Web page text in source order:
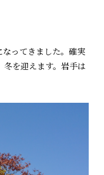
なってきました。確実
を迎えます。岩手は